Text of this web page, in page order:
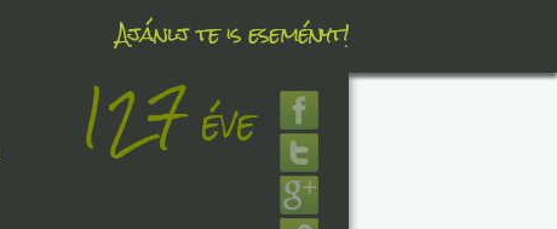
Ajánlj te is eseményt!
127éve